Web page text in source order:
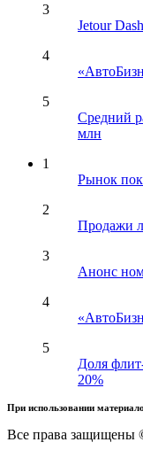
3
Jetour
4
5
Средний
млн
1
Рынок
2
Продажи
3
Анонс
4
5
Доля
20%
При использовании
Все права защищены